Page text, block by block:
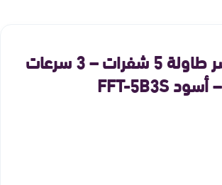
مروحة فيشر طاولة 5 شفرات – 3 سرعات
– أسود FFT-5B3S